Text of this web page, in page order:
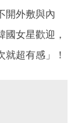
開外敷與內
女星歡迎，
超有感」！